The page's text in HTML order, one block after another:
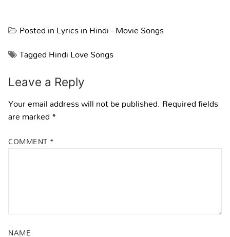
Posted inLyrics in Hindi - Movie Songs
TaggedHindi Love Songs
Leave a Reply
Your email address will not be published. Required fields
are marked*
COMMENT *
NAME